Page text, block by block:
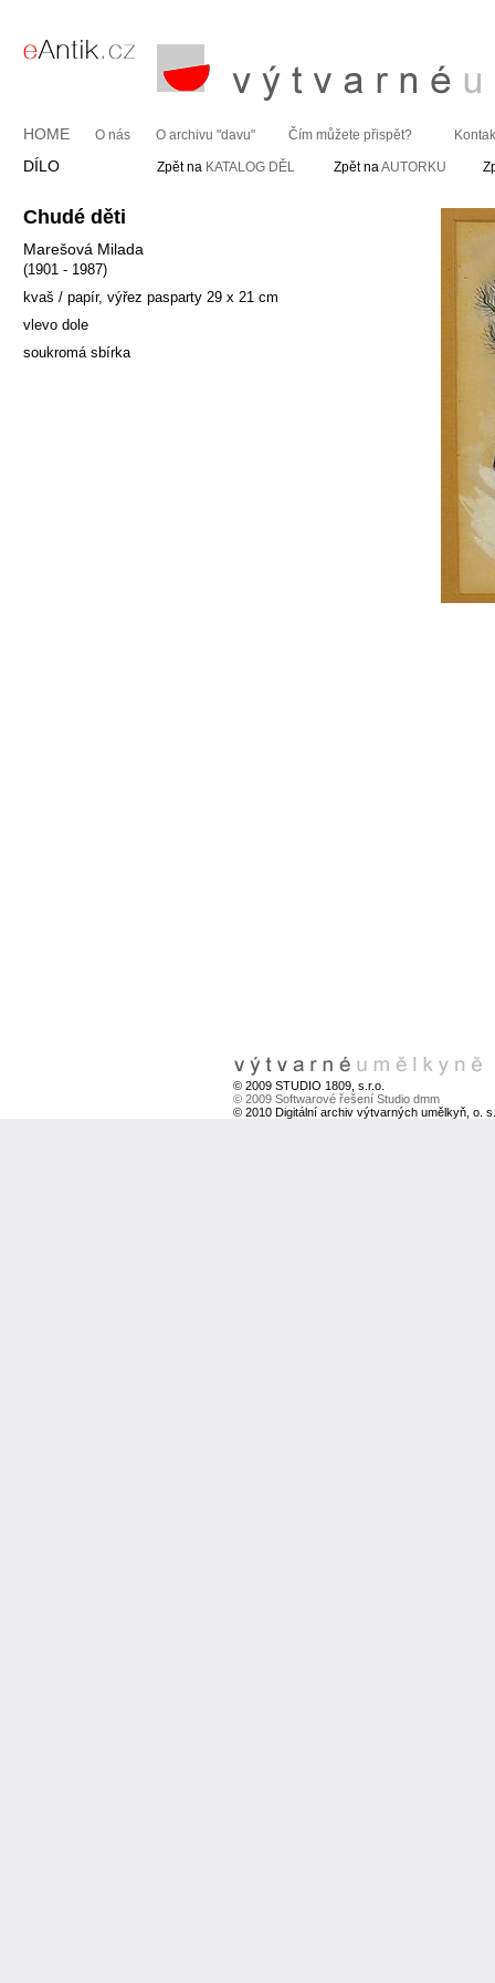
HOME O nás O archivu "davu" Čím můžete přispět?
DÍLO Zpět na KATALOG DĚL Zpět naAUTORKU
Chudé děti
Marešová Milada
(1901 - 1987)
kvaš / papír, výřez pasparty 29 x 21 cm
vlevo dole
soukromá sbírka
© 2009 STUDIO 1809, s.r.o.
© 2009 Softwarové řešení Studio dmm
© 2010 Digitální archiv výtvarných umělkyň, o. s.